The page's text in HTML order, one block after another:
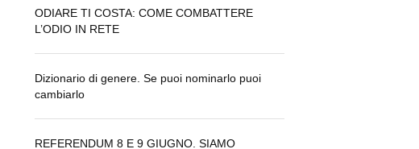
ODIARE TI COSTA: COME COMBATTERE
L’ODIO IN RETE
Dizionario di genere. Se puoi nominarlo puoi
cambiarlo
REFERENDUM 8 E 9 GIUGNO. SIAMO